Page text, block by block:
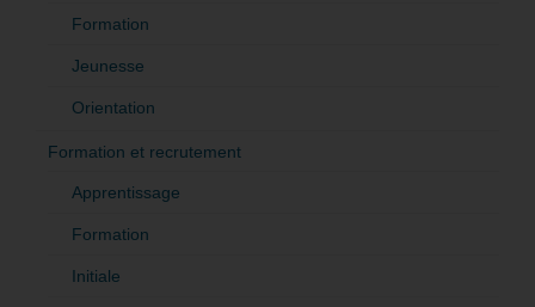
Formation
Jeunesse
Orientation
Formation et recrutement
Apprentissage
Formation
Initiale